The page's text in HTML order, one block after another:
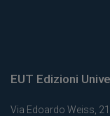
EUT Edizioni
Via Edoardo Weiss, 21